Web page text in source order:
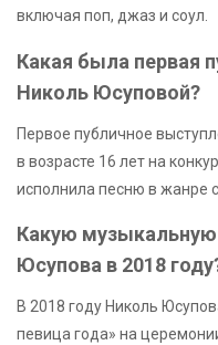
включая поп, джаз и соул.
Какая была первая
Николь Юсуповой?
Первое публичное
в возрасте 16 лет на
исполнила песню в жанре
Какую
Юсупова в 2018
В 2018 году Николь
певица года» на